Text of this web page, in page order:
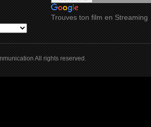
Trouves ton film en Streaming
All rights reserved.